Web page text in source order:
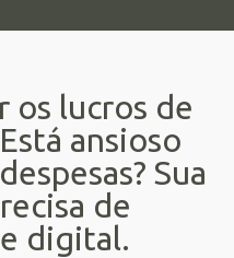
os lucros de
ansioso
Sua
de
digital.